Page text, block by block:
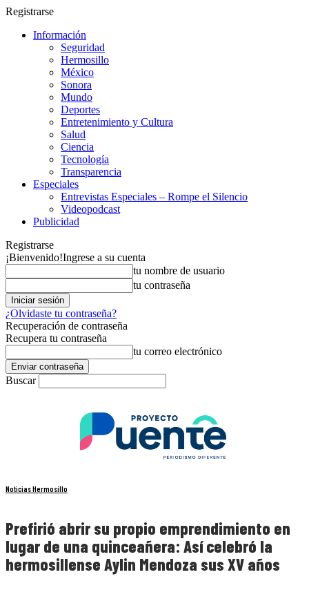
Registrarse
Información
Seguridad
Hermosillo
México
Sonora
Mundo
Deportes
Entretenimiento y Cultura
Salud
Ciencia
Tecnología
Transparencia
Especiales
Entrevistas Especiales – Rompe el Silencio
Videopodcast
Publicidad
Registrarse
¡Bienvenido!Ingrese a su cuenta
tu nombre de usuario
tu contraseña
¿Olvidaste tu contraseña?
Recuperación de contraseña
Recupera tu contraseña
tu correo electrónico
Buscar
Noticias Hermosillo
Prefirió abrir su propio emprendimiento en
lugar de una quinceañera: Así celebró la
hermosillense Aylin Mendoza sus XV años